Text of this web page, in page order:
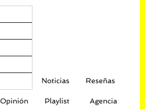
Noticias Reseñas
Opinión Playlist Agencia